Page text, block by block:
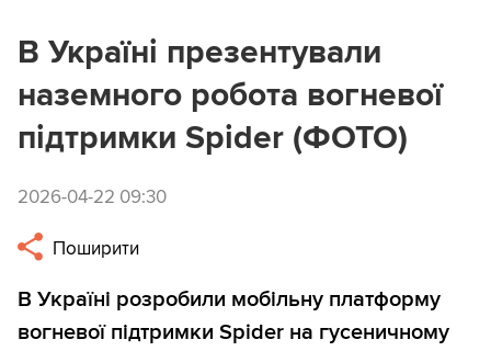
В Україні презентували
наземного робота вогневої
підтримки Spider (ФОТО)
2026-04-22 09:30
Поширити
В Україні розробили мобільну платформу
вогневої підтримки Spider на гусеничному